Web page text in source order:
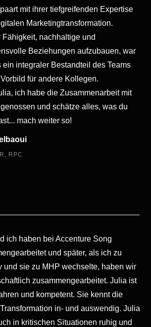
mit ihrer tiefgreifenden Expertise
Marketingtransformation.
Fähigkeit, nachhaltige und
Beziehungen aufzubauen, war
ein integraler Bestandteil des Teams
für andere Kollegen.
ich habe die Zusammenarbeit mit
und schätze alles, was du
mach weiter so!
RPC
ich haben bei Accenture Song
und später, als ich zu
und sie zu MHP wechselte, haben wir
zusammengearbeitet. Julia ist
und kompetent. Sie kennt die
in- und auswendig. Julia
in kritischen Situationen ruhig und